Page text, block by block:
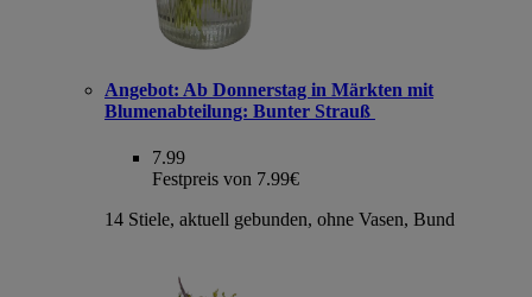
Angebot: Ab Donnerstag in Märkten mit
Blumenabteilung: Bunter Strauß
7.99
Festpreis von 7.99€
14 Stiele, aktuell gebunden, ohne Vasen, Bund